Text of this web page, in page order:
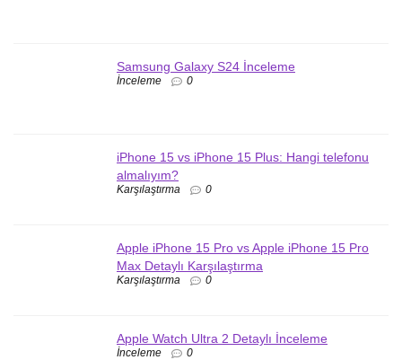
Samsung Galaxy S24 İnceleme
İnceleme 0
iPhone 15 vs iPhone 15 Plus: Hangi telefonu
almalıyım?
Karşılaştırma 0
Apple iPhone 15 Pro vs Apple iPhone 15 Pro
Max Detaylı Karşılaştırma
Karşılaştırma 0
Apple Watch Ultra 2 Detaylı İnceleme
İnceleme 0